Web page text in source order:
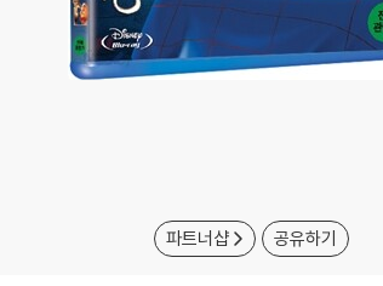
파트너샵 공유하기